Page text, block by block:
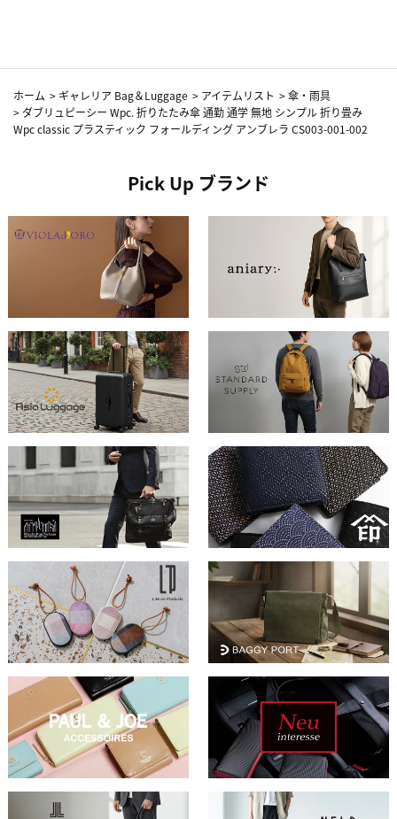
ホーム > ギャレリア Bag＆Luggage > アイテムリスト >傘・雨具
> ダブリュピーシー Wpc. 折りたたみ傘 通勤 通学 無地 シンプル 折り畳み
Wpc classic プラスティック フォールディング アンブレラ CS003-001-002
Pick Up ブランド